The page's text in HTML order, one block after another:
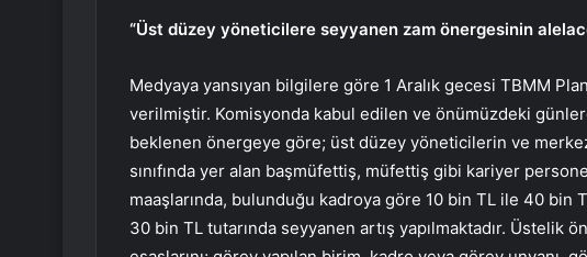
“Üst düzey yöneticilere seyyanen zam önergesinin
Medyaya yansıyan bilgilere göre 1 Aralık gecesi TBMM
verilmiştir. Komisyonda kabul edilen ve önümüzdeki
beklenen önergeye göre; üst düzey yöneticilerin ve
sınıfında yer alan başmüfettiş, müfettiş gibi kariyer
maaşlarında, bulunduğu kadroya göre 10 bin TL ile 40 bin
30 bin TL tutarında seyyanen artış yapılmaktadır. Üstelik